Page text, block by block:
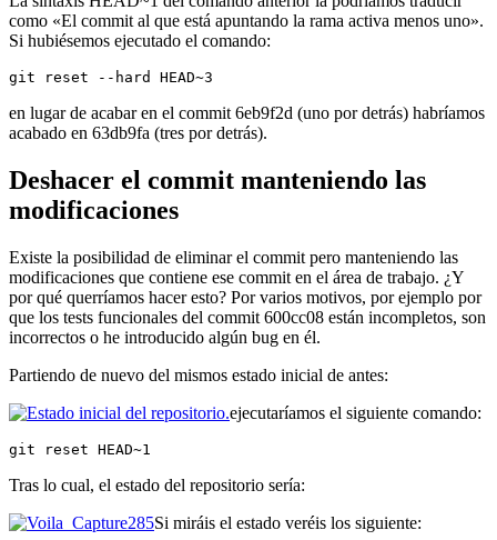
como «El commit al que está apuntando la rama activa menos uno».
Si hubiésemos ejecutado el comando:
git reset --hard HEAD~3
en lugar de acabar en el commit 6eb9f2d (uno por detrás) habríamos
acabado en 63db9fa (tres por detrás).
Deshacer el commit manteniendo las
modificaciones
Existe la posibilidad de eliminar el commit pero manteniendo las
modificaciones que contiene ese commit en el área de trabajo. ¿Y
por qué querríamos hacer esto? Por varios motivos, por ejemplo por
que los tests funcionales del commit 600cc08 están incompletos, son
incorrectos o he introducido algún bug en él.
Partiendo de nuevo del mismos estado inicial de antes:
ejecutaríamos el siguiente comando:
git reset HEAD~1
Tras lo cual, el estado del repositorio sería:
Si miráis el estado veréis los siguiente: